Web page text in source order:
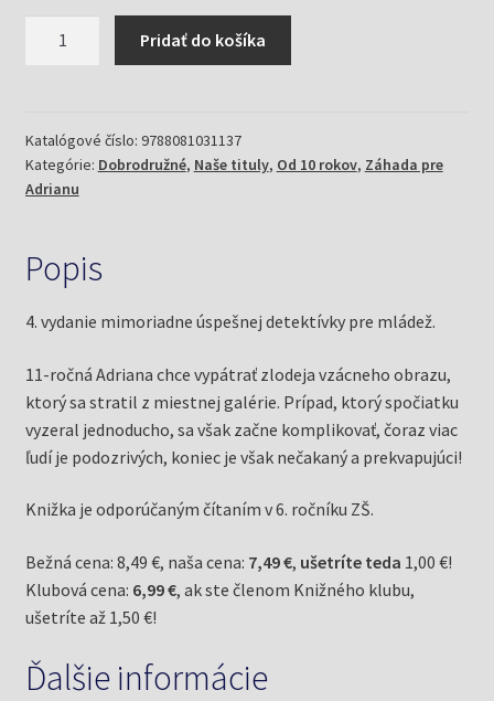
/Záhada
pre
Adrianu
Jela)
Pridať do košíka
Katalógové číslo: 9788081031137
Kategórie: Dobrodružné, Naše tituly, Od 10 rokov, Záhada pre
Adrianu
Popis
4. vydanie mimoriadne úspešnej detektívky pre mládež.
11-ročná Adriana chce vypátrať zlodeja vzácneho obrazu,
ktorý sa stratil z miestnej galérie. Prípad, ktorý spočiatku
vyzeral jednoducho, sa však začne komplikovať, čoraz viac
ľudí je podozrivých, koniec je však nečakaný a prekvapujúci!
Knižka je odporúčaným čítaním v 6. ročníku ZŠ.
Bežná cena: 8,49 €, naša cena: 7,49 €, ušetríte teda 1,00 €!
Klubová cena: 6,99 €, ak ste členom Knižného klubu,
ušetríte až 1,50 €!
Ďalšie informácie